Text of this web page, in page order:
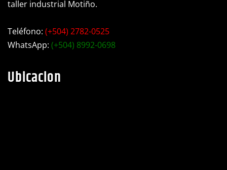
taller industrial Motiño.
Teléfono: (+504) 2782-0525
WhatsApp: (+504) 8992-0698
Ubicacion